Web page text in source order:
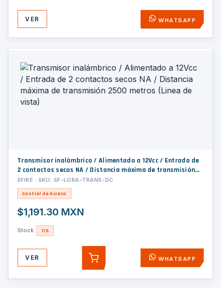
VER WHATSAPP
Transmisor inalámbrico / Alimentado a 12Vcc / Entrada de
2 contactos secos NA / Distancia máxima de transmisión
2500 metros (Linea de vista)
SFIRE · SKU: SF-LORA-TRANS-DC
Control de Acceso
$1,191.30 MXN
Stock: 115
VER AGREGAR WHATSAPP